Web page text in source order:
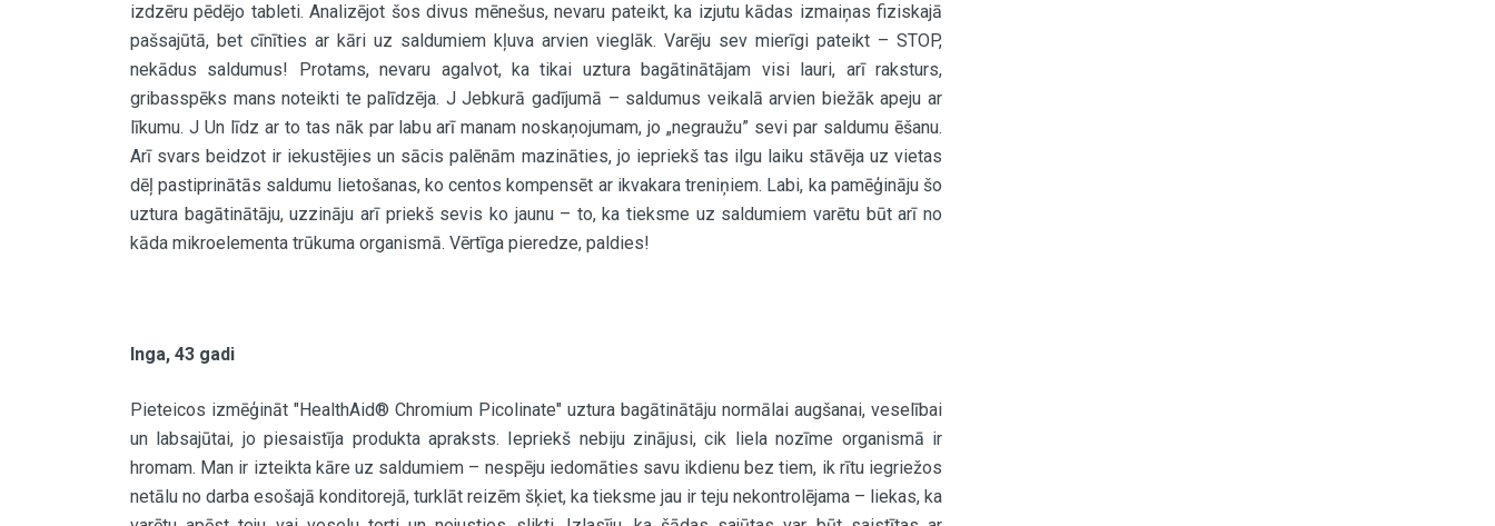
izdzēru pēdējo tableti. Analizējot šos divus mēnešus, nevaru pateikt, ka izjutu kādas izmaiņas fiziskajā
pašsajūtā, bet cīnīties ar kāri uz saldumiem kļuva arvien vieglāk. Varēju sev mierīgi pateikt – STOP,
nekādus saldumus! Protams, nevaru agalvot, ka tikai uztura bagātinātājam visi lauri, arī raksturs,
gribasspēks mans noteikti te palīdzēja. J Jebkurā gadījumā – saldumus veikalā arvien biežāk apeju ar
līkumu. J Un līdz ar to tas nāk par labu arī manam noskaņojumam, jo „negraužu” sevi par saldumu ēšanu.
Arī svars beidzot ir iekustējies un sācis palēnām mazināties, jo iepriekš tas ilgu laiku stāvēja uz vietas
dēļ pastiprinātās saldumu lietošanas, ko centos kompensēt ar ikvakara treniņiem. Labi, ka pamēģināju šo
uztura bagātinātāju, uzzināju arī priekš sevis ko jaunu – to, ka tieksme uz saldumiem varētu būt arī no
kāda mikroelementa trūkuma organismā. Vērtīga pieredze, paldies!
Inga, 43 gadi
Pieteicos izmēģināt "HealthAid® Chromium Picolinate" uztura bagātinātāju normālai augšanai, veselībai
un labsajūtai, jo piesaistīja produkta apraksts. Iepriekš nebiju zinājusi, cik liela nozīme organismā ir
hromam. Man ir izteikta kāre uz saldumiem – nespēju iedomāties savu ikdienu bez tiem, ik rītu iegriežos
netālu no darba esošajā konditorejā, turklāt reizēm šķiet, ka tieksme jau ir teju nekontrolējama – liekas, ka